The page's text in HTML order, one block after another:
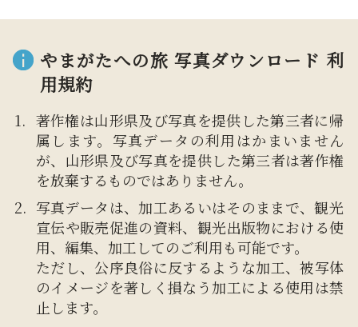
やまがたへの旅 写真ダウンロード 利
用規約
著作権は山形県及び写真を提供した第三者に帰
属します。写真データの利用はかまいません
が、山形県及び写真を提供した第三者は著作権
を放棄するものではありません。
写真データは、加工あるいはそのままで、観光
宣伝や販売促進の資料、観光出版物における使
用、編集、加工してのご利用も可能です。
ただし、公序良俗に反するような加工、被写体
のイメージを著しく損なう加工による使用は禁
止します。